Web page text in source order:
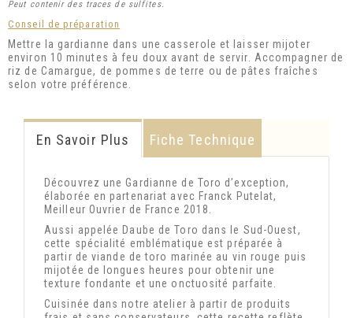
Peut contenir des traces de sulfites.
Conseil de préparation
Mettre la gardianne dans une casserole et laisser mijoter
environ 10 minutes à feu doux avant de servir. Accompagner de
riz de Camargue, de pommes de terre ou de pâtes fraîches
selon votre préférence.
En Savoir Plus Fiche Technique
Découvrez une Gardianne de Toro d’exception,
élaborée en partenariat avec Franck Putelat,
Meilleur Ouvrier de France 2018.
Aussi appelée Daube de Toro dans le Sud-Ouest,
cette spécialité emblématique est préparée à
partir de viande de toro marinée au vin rouge puis
mijotée de longues heures pour obtenir une
texture fondante et une onctuosité parfaite.
Cuisinée dans notre atelier à partir de produits